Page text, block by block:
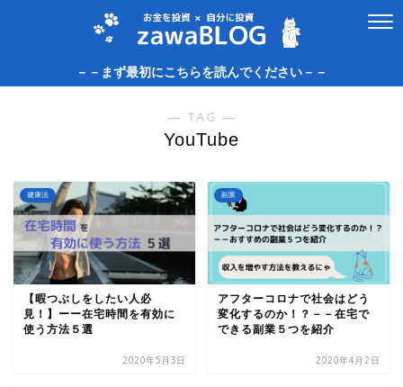
－－まず最初にこちらを読んでください－－
― TAG ―
YouTube
健康法
【暇つぶしをしたい人必
見！】ーー在宅時間を有効に
使う方法５選
2020年5月3日
副業
アフターコロナで社会はどう
変化するのか！？－－在宅で
できる副業５つを紹介
2020年4月2日